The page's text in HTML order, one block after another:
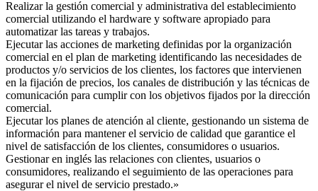
Realizar la gestión comercial y administrativa del establecimiento
comercial utilizando el hardware y software apropiado para
automatizar las tareas y trabajos.
Ejecutar las acciones de marketing definidas por la organización
comercial en el plan de marketing identificando las necesidades de
productos y/o servicios de los clientes, los factores que intervienen
en la fijación de precios, los canales de distribución y las técnicas de
comunicación para cumplir con los objetivos fijados por la dirección
comercial.
Ejecutar los planes de atención al cliente, gestionando un sistema de
información para mantener el servicio de calidad que garantice el
nivel de satisfacción de los clientes, consumidores o usuarios.
Gestionar en inglés las relaciones con clientes, usuarios o
consumidores, realizando el seguimiento de las operaciones para
asegurar el nivel de servicio prestado.»